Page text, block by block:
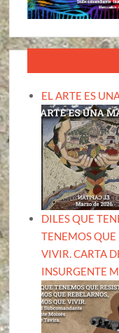
EL ARTE ES
DILES QUE
TENEMOS QUE
VIVIR. CARTA
INSURGENTE